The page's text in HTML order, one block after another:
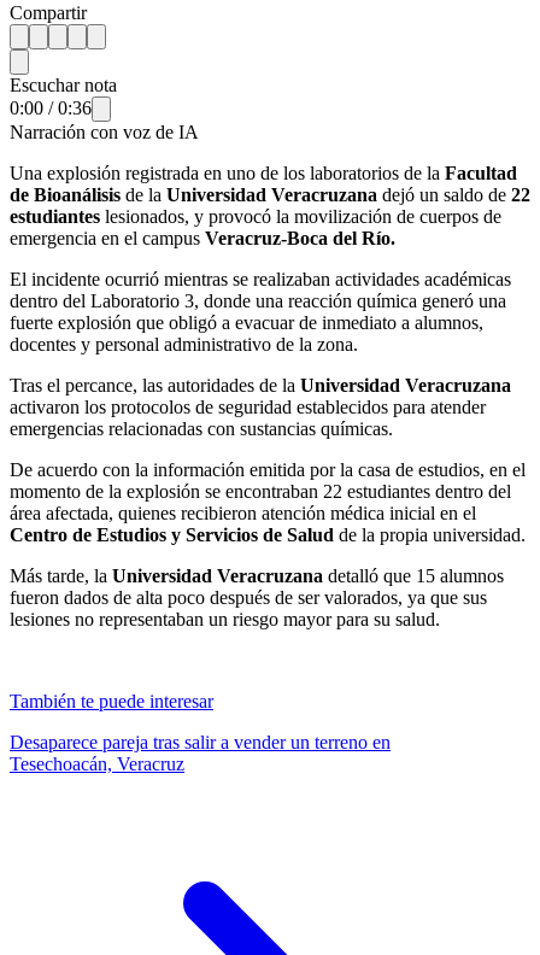
Compartir
Escuchar nota
0:00 /0:36
Narración con voz de IA
Una explosión registrada en uno de los laboratorios de la Facultad
de Bioanálisis de la Universidad Veracruzana dejó un saldo de 22
estudiantes lesionados, y provocó la movilización de cuerpos de
emergencia en el campus Veracruz-Boca del Río.
El incidente ocurrió mientras se realizaban actividades académicas
dentro del Laboratorio 3, donde una reacción química generó una
fuerte explosión que obligó a evacuar de inmediato a alumnos,
docentes y personal administrativo de la zona.
Tras el percance, las autoridades de la Universidad Veracruzana
activaron los protocolos de seguridad establecidos para atender
emergencias relacionadas con sustancias químicas.
De acuerdo con la información emitida por la casa de estudios, en el
momento de la explosión se encontraban 22 estudiantes dentro del
área afectada, quienes recibieron atención médica inicial en el
Centro de Estudios y Servicios de Salud de la propia universidad.
Más tarde, la Universidad Veracruzana detalló que 15 alumnos
fueron dados de alta poco después de ser valorados, ya que sus
lesiones no representaban un riesgo mayor para su salud.
También te puede interesar
Desaparece pareja tras salir a vender un terreno en
Tesechoacán, Veracruz